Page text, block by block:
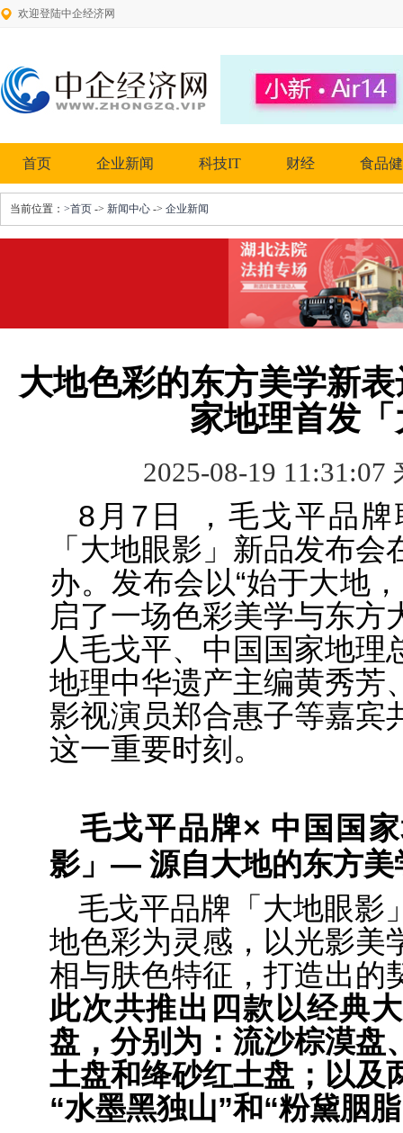
欢迎登陆中企经济网
首页 企业新闻 科技IT 财经 食品
当前位置： >首页 -> 新闻中心 -> 企业新闻
大地色彩的东方美学新
家地理首发
2025-08-19 11:31:07
8月7日 ，毛戈平品
「大地眼影」新品发布
办。发布会以“始于大地
启了一场色彩美学与东方
人毛戈平、中国国家地理
地理中华遗产主编黄秀芳
影视演员郑合惠子等嘉宾
这一重要时刻。
毛戈平品牌× 中国国
影」— 源自大地的东方美
毛戈平品牌「大地眼影
地色彩为灵感，以光影美
相与肤色特征，打造出的
此次共推出四款以经典
盘，分别为：流沙棕漠盘
土盘和绛砂红土盘；以及
“水墨黑独山”和“粉黛胭